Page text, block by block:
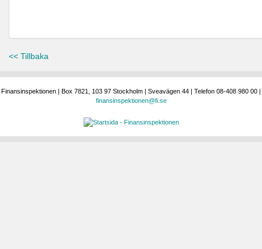
<< Tillbaka
Finansinspektionen | Box 7821, 103 97 Stockholm | Sveavägen 44 | Telefon 08-408 980 00 |
finansinspektionen@fi.se